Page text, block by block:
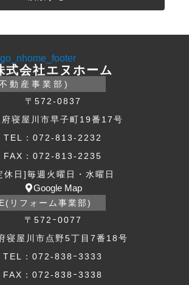
式会社エヌホーム
動産事業部)
〒572-0837
府寝屋川市早子町19番17号
TEL：072-813-2232
FAX：072-813-2235
休日]毎週火曜日・水曜日
Google Map
リフォーム事業部)
〒572ｰ0077
寝屋川市点野5丁目7番18号
TEL：072-838ｰ3333
FAX：072-838ｰ3338